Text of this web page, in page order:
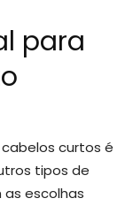
para
curtos é
tipos de
escolhas